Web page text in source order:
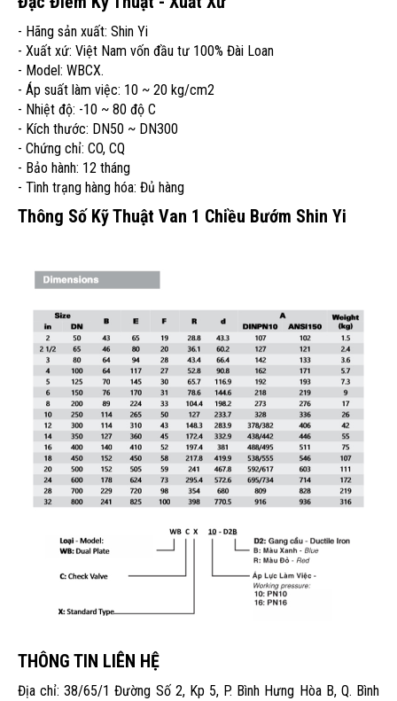
- Hãng sản xuất: Shin Yi
- Xuất xứ: Việt Nam vốn đầu tư 100% Đài Loan
- Model: WBCX.
- Áp suất làm việc: 10 ~ 20 kg/cm2
- Nhiệt độ: -10 ~ 80 độ C
- Kích thước: DN50 ~ DN300
- Chứng chỉ: CO, CQ
- Bảo hành: 12 tháng
- Tình trạng hàng hóa: Đủ hàng
Thông Số Kỹ Thuật Van 1 Chiều Bướm Shin Yi
THÔNG TIN LIÊN HỆ
Địa chỉ: 38/65/1 Đường Số 2, Kp 5, P. Bình Hưng Hòa B, Q. Bình